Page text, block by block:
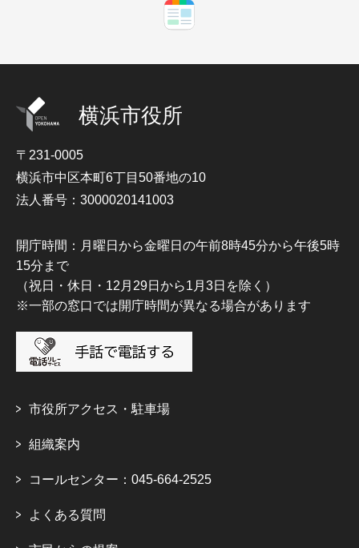
横浜市役所
〒231-0005
横浜市中区本町6丁目50番地の10
法人番号：3000020141003
開庁時間：月曜日から金曜日の午前8時45分から午後5時
15分まで
（祝日・休日・12月29日から1月3日を除く）
※一部の窓口では開庁時間が異なる場合があります
市役所アクセス・駐車場
組織案内
コールセンター：045-664-2525
よくある質問